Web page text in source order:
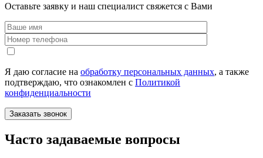
Оставьте заявку и наш специалист свяжется с Вами
Я даю согласие на обработку персональных данных, а также
подтверждаю, что ознакомлен с Политикой
конфиденциальности
Часто задаваемые вопросы